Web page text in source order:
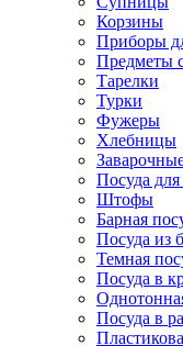
Корзины
Приборы
Предметы
Тарелки
Турки
Фужеры
Хлебницы
Посуда для
Штофы
Барная
Посуда из
Темная
Посуда в
Посуда в